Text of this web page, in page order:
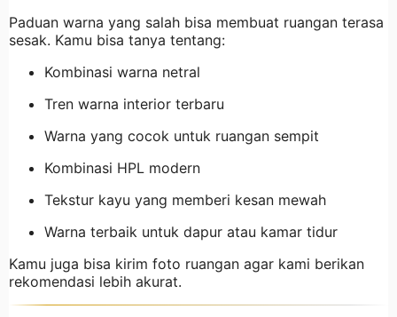
Paduan warna yang salah bisa membuat ruangan terasa
sesak. Kamu bisa tanya tentang:
Kombinasi warna netral
Tren warna interior terbaru
Warna yang cocok untuk ruangan sempit
Kombinasi HPL modern
Tekstur kayu yang memberi kesan mewah
Warna terbaik untuk dapur atau kamar tidur
Kamu juga bisa kirim foto ruangan agar kami berikan
rekomendasi lebih akurat.